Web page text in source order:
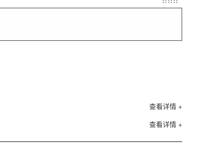
查看详情 +
查看详情 +